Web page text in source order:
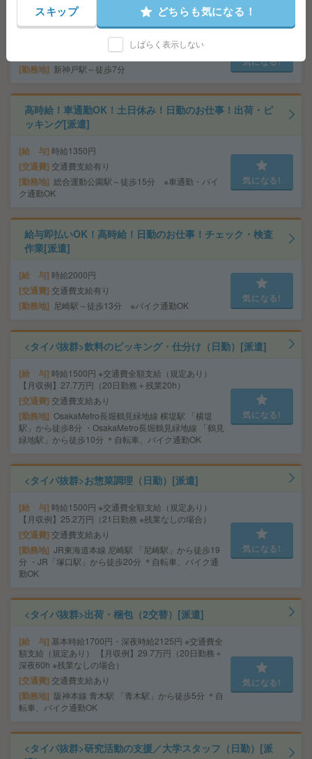
平日休み！日勤のお仕事！袋詰め作業など[派遣]
交通費支給有り
勤務地 新神戸駅～徒歩7分
気になる!
高時給！車通勤OK！土日休み！日勤のお仕事！出荷・ピ
ッキング[派遣]
給 与 時給1350円
交通費 交通費支給有り
勤務地 総合運動公園駅～徒歩15分 ※車通勤・バイ
ク通勤OK
気になる!
給与即払いOK！高時給！日勤のお仕事！チェック・検査
作業[派遣]
給 与 時給2000円
交通費 交通費支給有り
勤務地 尼崎駅～徒歩13分 ※バイク通勤OK
気になる!
<タイパ抜群>飲料のピッキング・仕分け（日勤）[派遣]
給 与 時給1500円 ※交通費全額支給（規定あり）
【月収例】27.7万円（20日勤務＋残業20h）
交通費 交通費支給あり
勤務地 OsakaMetro長堀鶴見緑地線 横堤駅 「横堤
駅」から徒歩8分 ・OsakaMetro長堀鶴見緑地線 「鶴見
緑地駅」から徒歩10分 ＊自転車、バイク通勤OK
気になる!
<タイパ抜群>お惣菜調理（日勤）[派遣]
給 与 時給1500円 ※交通費全額支給（規定あり）
【月収例】25.2万円（21日勤務 ※残業なしの場合）
交通費 交通費支給あり
勤務地 JR東海道本線 尼崎駅 「尼崎駅」から徒歩19
分 ・JR「塚口駅」から徒歩20分 ＊自転車、バイク通
勤OK
気になる!
<タイパ抜群>出荷・梱包（2交替）[派遣]
給 与 基本時給1700円・深夜時給2125円 ※交通費全
額支給（規定あり） 【月収例】29.7万円（20日勤務＋
深夜60h ※残業なしの場合）
交通費 交通費支給あり
勤務地
阪神本線 青木駅 「青木駅」から徒歩5分 ＊自
転車、バイク通勤OK
気になる!
<タイパ抜群>研究活動の支援／大学スタッフ（日勤）[派
スキップ どちらも気になる！
しばらく表示しない